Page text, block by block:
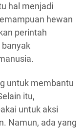
hal menjadi
hewan
perintah
untuk membantu
itu,
untuk aksi
Namun, ada yang